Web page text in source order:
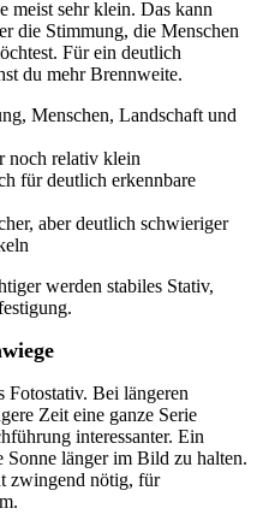
meist sehr klein. Das kann
die Stimmung, die Menschen
Für ein deutlich
du mehr Brennweite.
Menschen, Landschaft und
noch relativ klein
für deutlich erkennbare
aber deutlich schwieriger
werden stabiles Stativ,
Fotostativ. Bei längeren
Zeit eine ganze Serie
interessanter. Ein
länger im Bild zu halten.
zwingend nötig, für